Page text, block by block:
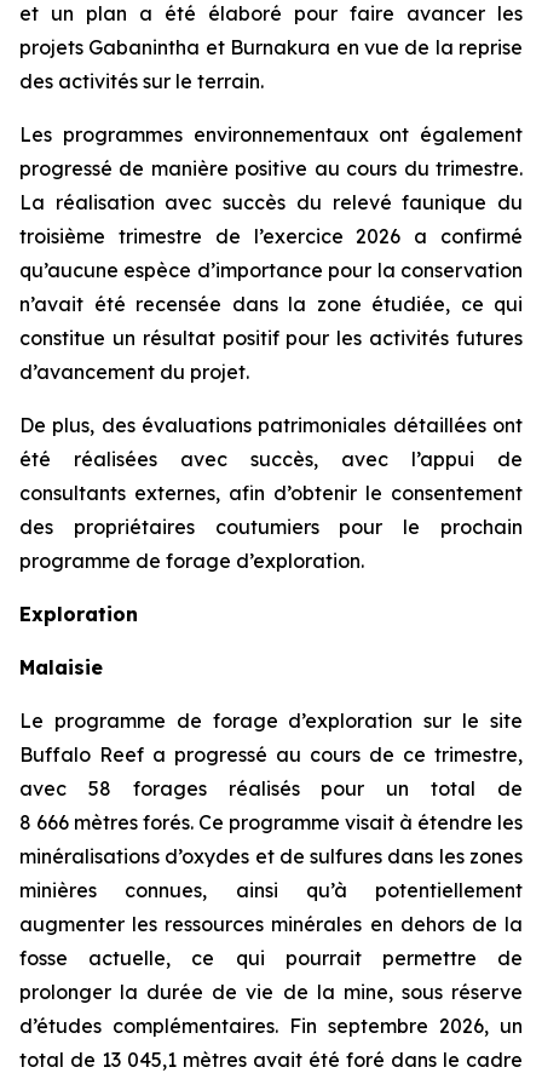
et un plan a été élaboré pour faire avancer les
projets Gabanintha et Burnakura en vue de la reprise
des activités sur le terrain.
Les programmes environnementaux ont également
progressé de manière positive au cours du trimestre.
La réalisation avec succès du relevé faunique du
troisième trimestre de l’exercice 2026 a confirmé
qu’aucune espèce d’importance pour la conservation
n’avait été recensée dans la zone étudiée, ce qui
constitue un résultat positif pour les activités futures
d’avancement du projet.
De plus, des évaluations patrimoniales détaillées ont
été réalisées avec succès, avec l’appui de
consultants externes, afin d’obtenir le consentement
des propriétaires coutumiers pour le prochain
programme de forage d’exploration.
Exploration
Malaisie
Le programme de forage d’exploration sur le site
Buffalo Reef a progressé au cours de ce trimestre,
avec 58 forages réalisés pour un total de
8 666 mètres forés. Ce programme visait à étendre les
minéralisations d’oxydes et de sulfures dans les zones
minières connues, ainsi qu’à potentiellement
augmenter les ressources minérales en dehors de la
fosse actuelle, ce qui pourrait permettre de
prolonger la durée de vie de la mine, sous réserve
d’études complémentaires. Fin septembre 2026, un
total de 13 045,1 mètres avait été foré dans le cadre